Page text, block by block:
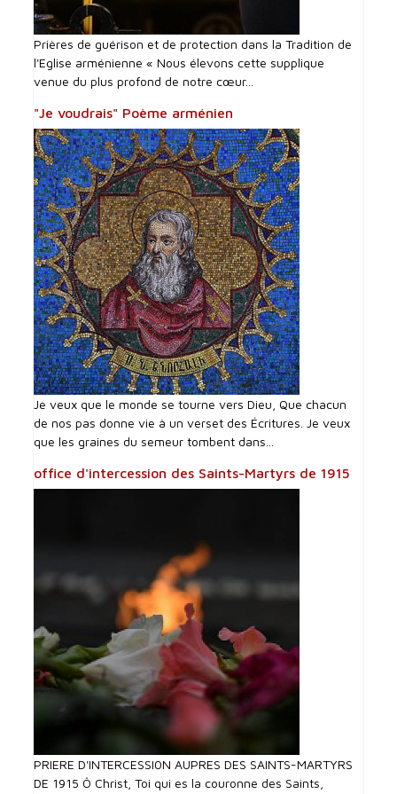
Prières de guérison et de protection dans la Tradition de
l'Eglise arménienne « Nous élevons cette supplique
venue du plus profond de notre cœur...
"Je voudrais" Poème arménien
Je veux que le monde se tourne vers Dieu, Que chacun
de nos pas donne vie à un verset des Écritures. Je veux
que les graines du semeur tombent dans...
office d'intercession des Saints-Martyrs de 1915
PRIERE D'INTERCESSI0N AUPRES DES SAINTS-MARTYRS
DE 1915 Ô Christ, Toi qui es la couronne des Saints,